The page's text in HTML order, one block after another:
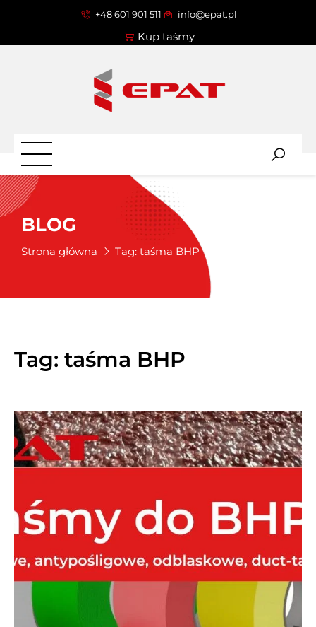
+48 601 901 511 info@epat.pl
Kup taśmy
BLOG
Strona główna Tag: taśma BHP
Tag: taśma BHP